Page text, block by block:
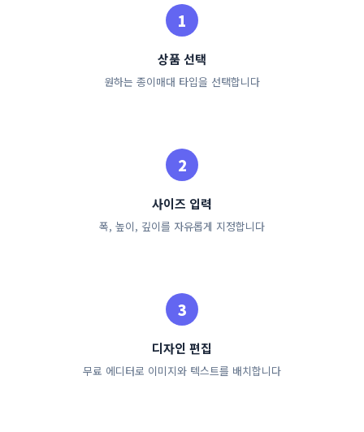
상품 선택
원하는 종이매대 타입을 선택합니다
사이즈 입력
폭, 높이, 깊이를 자유롭게 지정합니다
디자인 편집
무료 에디터로 이미지와 텍스트를 배치합니다